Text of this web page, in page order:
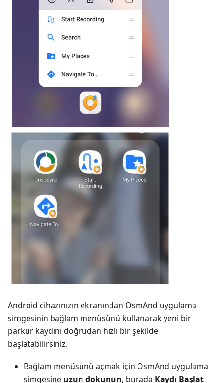
Android cihazınızın ekranından OsmAnd uygulama
simgesinin bağlam menüsünü kullanarak yeni bir
parkur kaydını doğrudan hızlı bir şekilde
başlatabilirsiniz.
Bağlam menüsünü açmak için OsmAnd uygulama
simgesine uzun dokunun, burada Kaydı Başlat